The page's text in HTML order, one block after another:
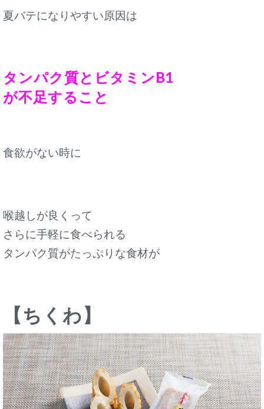
夏バテになりやすい原因は
タンパク質とビタミンB1
が不足すること
食欲がない時に
喉越しが良くって
さらに手軽に食べられる
タンパク質がたっぷりな食材が
【ちくわ】